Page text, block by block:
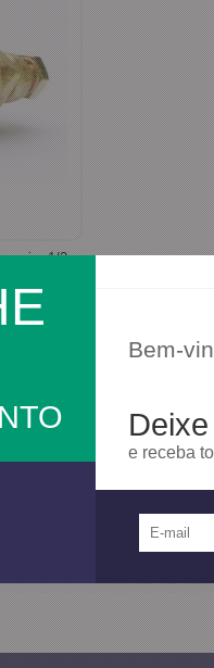
Bem-
e receba
1/2